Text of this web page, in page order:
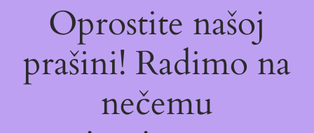
Oprostite našoj
prašini! Radimo na
nečemu